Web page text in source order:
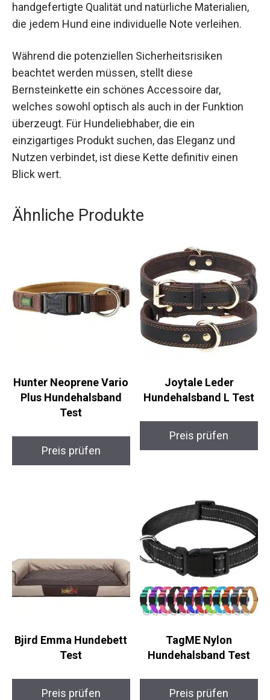
handgefertigte Qualität und natürliche Materialien,
die jedem Hund eine individuelle Note verleihen.
Während die potenziellen Sicherheitsrisiken
beachtet werden müssen, stellt diese
Bernsteinkette ein schönes Accessoire dar,
welches sowohl optisch als auch in der Funktion
überzeugt. Für Hundeliebhaber, die ein
einzigartiges Produkt suchen, das Eleganz und
Nutzen verbindet, ist diese Kette definitiv einen
Blick wert.
Ähnliche Produkte
Hunter Neoprene Vario
Plus Hundehalsband
Test
Preis prüfen
Joytale Leder
Hundehalsband L Test
Preis prüfen
Bjird Emma Hundebett
Test
Preis prüfen
TagME Nylon
Hundehalsband Test
Preis prüfen